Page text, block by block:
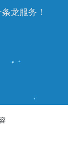
龙服务！